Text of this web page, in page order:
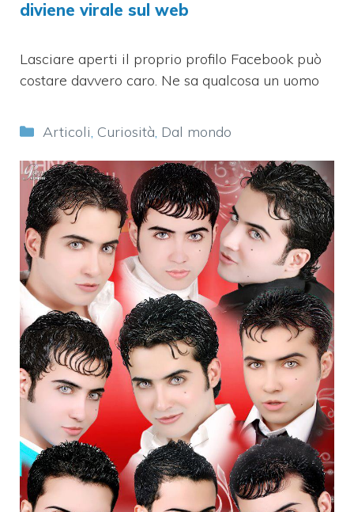
diviene virale sul web
Lasciare aperti il proprio profilo Facebook può
costare davvero caro. Ne sa qualcosa un uomo
Categorie
Articoli, Curiosità, Dal mondo